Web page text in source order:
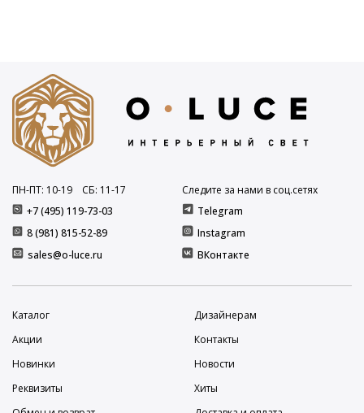
+7 (495) 119-73-03
8 (981) 815-52-89
ПН-ПТ: 10-19 СБ: 11-17
sales@o-luce.ru
Следите за нами в соц.сетях
Telegram
Instagram
ВКонтакте
Каталог
Дизайнерам
Акции
Контакты
Новинки
Новости
Реквизиты
Хиты